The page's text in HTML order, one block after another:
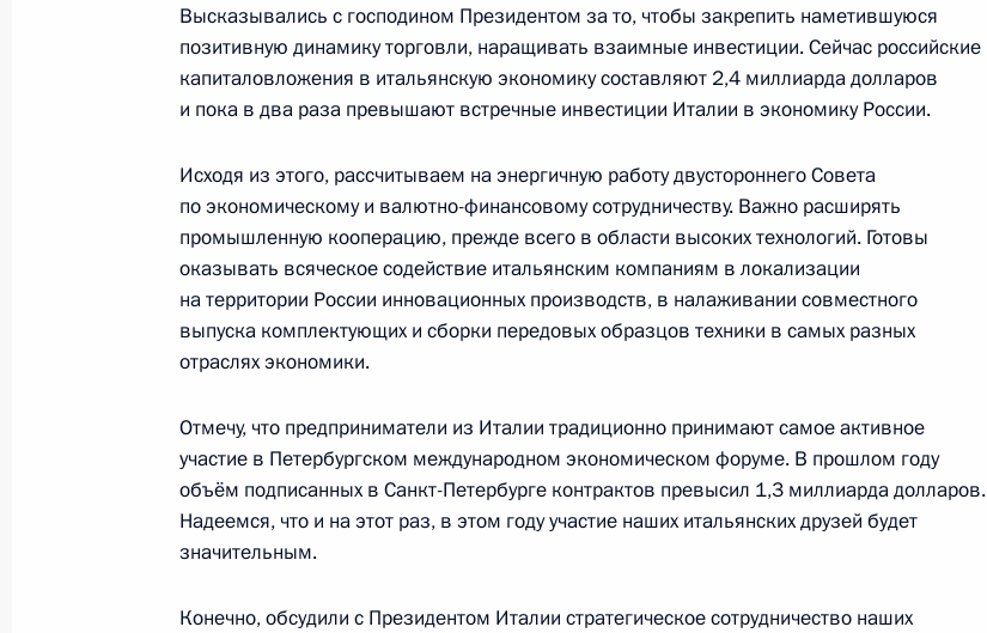
Москва, Кремль
11 апреля 2017 года, 13:30 Москва, Кремль
10 апреля 2017 года, понедельник
Встреча с Министром транспорта Максимом Соколовым
6 апреля 2017 года, четверг
Встреча с Александром Евстифеевым
Высказывались с господином Президентом за то, чтобы закрепить наметившуюся
позитивную динамику торговли, наращивать взаимные инвестиции. Сейчас российские
капиталовложения в итальянскую экономику составляют 2,4 миллиарда долларов
и пока в два раза превышают встречные инвестиции Италии в экономику России.
Исходя из этого, рассчитываем на энергичную работу двустороннего Совета
по экономическому и валютно-финансовому сотрудничеству. Важно расширять
промышленную кооперацию, прежде всего в области высоких технологий. Готовы
оказывать всяческое содействие итальянским компаниям в локализации
на территории России инновационных производств, в налаживании совместного
выпуска комплектующих и сборки передовых образцов техники в самых разных
отраслях экономики.
Отмечу, что предприниматели из Италии традиционно принимают самое активное
участие в Петербургском международном экономическом форуме. В прошлом году
объём подписанных в Санкт-Петербурге контрактов превысил 1,3 миллиарда долларов.
Надеемся, что и на этот раз, в этом году участие наших итальянских друзей будет
значительным.
Конечно, обсудили с Президентом Италии стратегическое сотрудничество наших